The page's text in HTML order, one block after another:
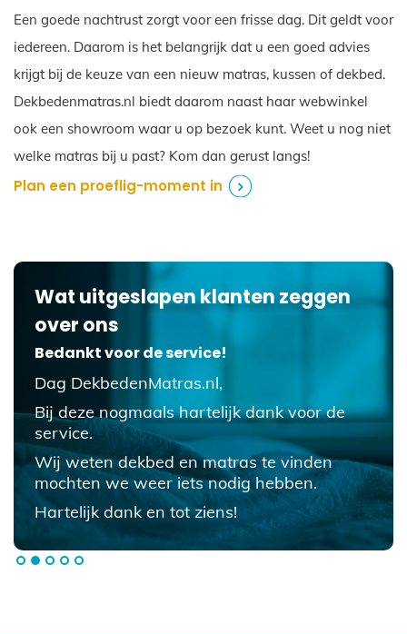
Een goede nachtrust zorgt voor een frisse dag. Dit geldt voor
iedereen. Daarom is het belangrijk dat u een goed advies
krijgt bij de keuze van een nieuw matras, kussen of dekbed.
Dekbedenmatras.nl biedt daarom naast haar webwinkel
ook een showroom waar u op bezoek kunt. Weet u nog niet
welke matras bij u past? Kom dan gerust langs!
Plan een proeflig-moment in
Wat uitgeslapen klanten zeggen
over ons
Bedankt voor de service!
Dag DekbedenMatras.nl,
Bij deze nogmaals hartelijk dank voor de
service.
Wij weten dekbed en matras te vinden
mochten we weer iets nodig hebben.
Hartelijk dank en tot ziens!